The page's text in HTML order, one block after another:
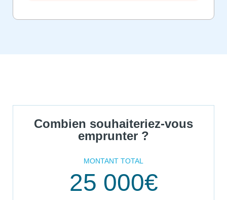
Combien souhaiteriez-vous
emprunter ?
MONTANT TOTAL
25 000€